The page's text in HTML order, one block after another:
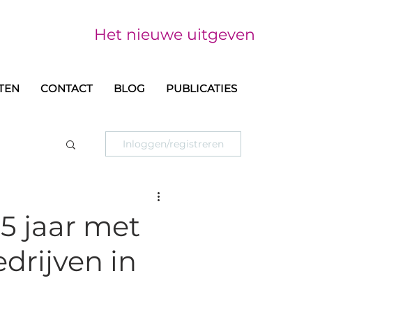
Het nieuwe uitgeven
CONTACT BLOG PUBLICATIES
Inloggen/registreren
jaar met
in